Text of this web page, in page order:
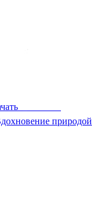
природой